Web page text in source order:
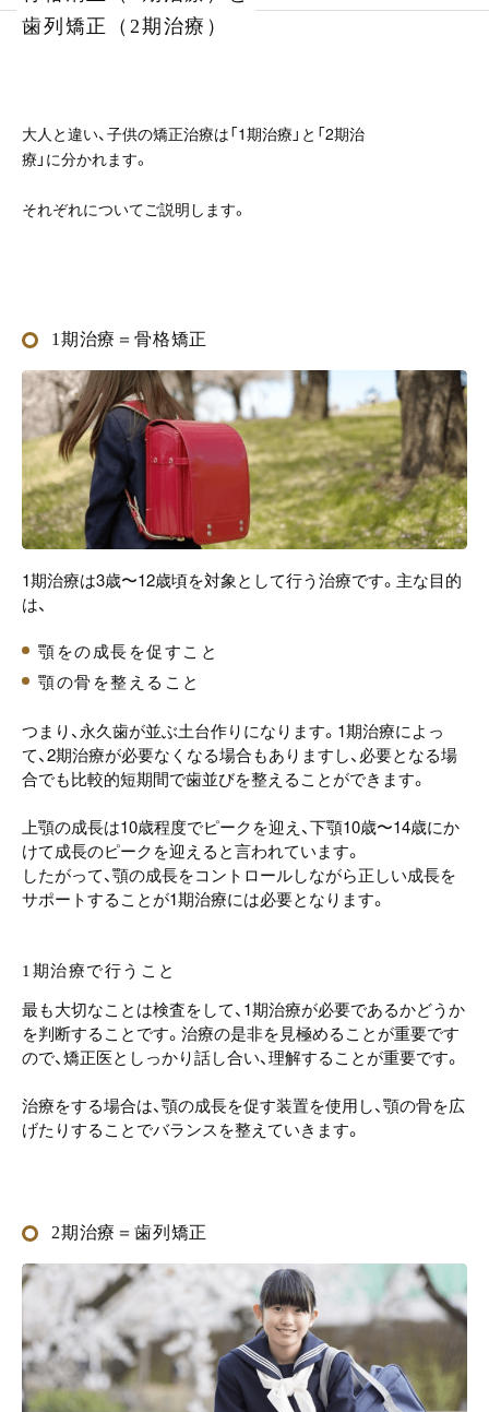
歯列矯正（2期治療）
大人と違い、子供の矯正治療は「1期治療」と「2期治
療」に分かれます。
それぞれについてご説明します。
1期治療＝骨格矯正
1期治療は3歳〜12歳頃を対象として行う治療です。主な目的
は、
顎をの成長を促すこと
顎の骨を整えること
つまり、永久歯が並ぶ土台作りになります。1期治療によっ
て、2期治療が必要なくなる場合もありますし、必要となる場
合でも比較的短期間で歯並びを整えることができます。
上顎の成長は10歳程度でピークを迎え、下顎10歳〜14歳にか
けて成長のピークを迎えると言われています。
したがって、顎の成長をコントロールしながら正しい成長を
サポートすることが1期治療には必要となります。
1期治療で行うこと
最も大切なことは検査をして、1期治療が必要であるかどうか
を判断することです。治療の是非を見極めることが重要です
ので、矯正医としっかり話し合い、理解することが重要です。
治療をする場合は、顎の成長を促す装置を使用し、顎の骨を広
げたりすることでバランスを整えていきます。
2期治療＝歯列矯正